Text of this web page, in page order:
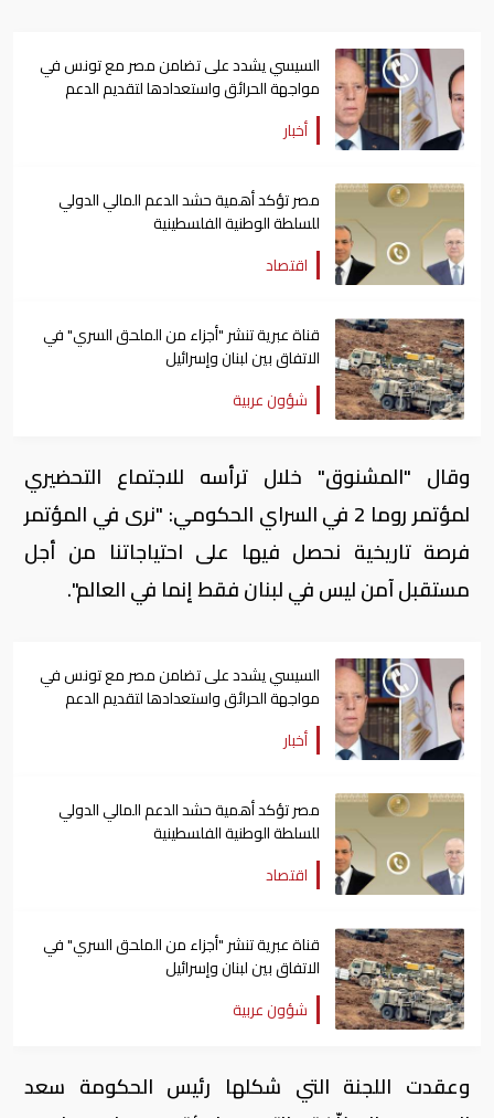
السيسي يشدد على تضامن مصر مع تونس في
مواجهة الحرائق واستعدادها لتقديم الدعم
أخبار
مصر تؤكد أهمية حشد الدعم المالي الدولي
للسلطة الوطنية الفلسطينية
اقتصاد
قناة عبرية تنشر "أجزاء من الملحق السري" في
الاتفاق بين لبنان وإسرائيل
شؤون عربية
وقال "المشنوق" خلال ترأسه للاجتماع التحضيري
لمؤتمر روما 2 في السراي الحكومي: "نرى في المؤتمر
فرصة تاريخية نحصل فيها على احتياجاتنا من أجل
مستقبل آمن ليس في لبنان فقط إنما في العالم".
السيسي يشدد على تضامن مصر مع تونس في
مواجهة الحرائق واستعدادها لتقديم الدعم
أخبار
مصر تؤكد أهمية حشد الدعم المالي الدولي
للسلطة الوطنية الفلسطينية
اقتصاد
قناة عبرية تنشر "أجزاء من الملحق السري" في
الاتفاق بين لبنان وإسرائيل
شؤون عربية
وعقدت اللجنة التي شكلها رئيس الحكومة سعد